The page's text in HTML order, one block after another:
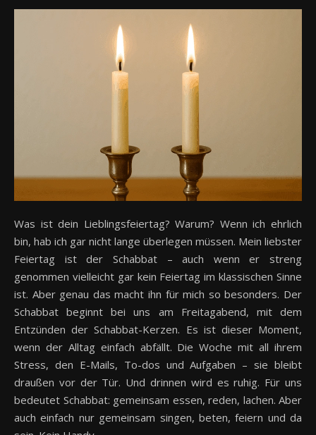
Was ist dein Lieblingsfeiertag? Warum? Wenn ich ehrlich
bin, hab ich gar nicht lange überlegen müssen. Mein liebster
Feiertag ist der Schabbat – auch wenn er streng
genommen vielleicht gar kein Feiertag im klassischen Sinne
ist. Aber genau das macht ihn für mich so besonders. Der
Schabbat beginnt bei uns am Freitagabend, mit dem
Entzünden der Schabbat-Kerzen. Es ist dieser Moment,
wenn der Alltag einfach abfällt. Die Woche mit all ihrem
Stress, den E-Mails, To-dos und Aufgaben – sie bleibt
draußen vor der Tür. Und drinnen wird es ruhig. Für uns
bedeutet Schabbat: gemeinsam essen, reden, lachen. Aber
auch einfach nur gemeinsam singen, beten, feiern und da